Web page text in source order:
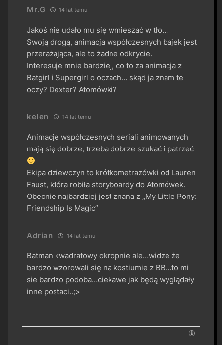
Mr.G 14 lat temu
Jakoś nie udało mu się wmieszać w tło…
Swoją drogą, animacja współczesnych bajek jest
przerażająca, ale to żadne odkrycie.
Interesuje mnie bardziej, co to za animacja z
Batgirl i Supergirl o oczach… skąd ja znam te
oczy? Dexter? Atomówki?
kelen 14 lat temu
Animacje współczesnych seriali animowanych
mają się dobrze, trzeba dobrze szukać i patrzeć
Ekipa dziewczyn to krótkometrazówki od Lauren
Faust, która robiła storyboardy do Atomówek.
Obecnie najbardziej jest znana z „My Little Pony:
Friendship Is Magic”
Adrian 14 lat temu
Batman kwadratowy okropnie ale…widze że
bardzo wzorowali się na kostiumie z BB…to mi
sie bardzo podoba…ciekawe jak będą wyglądały
inne postaci..;>